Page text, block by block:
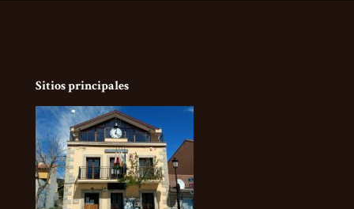
Sitios principales